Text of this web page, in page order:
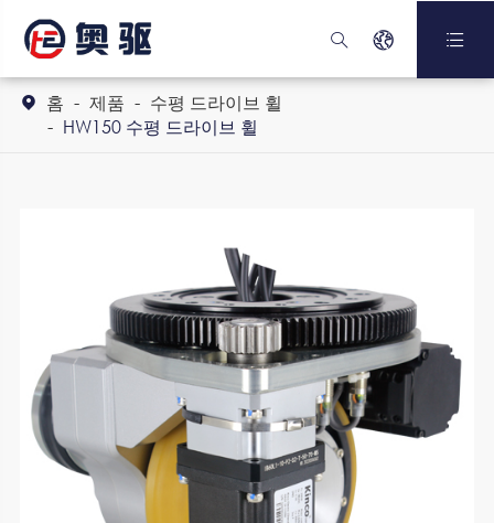
  
 홈 제품
수평 드라이브 휠
HW150 수평 드라이브 휠